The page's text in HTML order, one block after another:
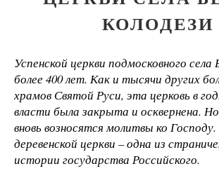
КОЛОДЕЗИ
Успенской церкви подмосковного села
более 400 лет. Как и тысячи других
храмов Святой Руси, эта церковь в
власти была закрыта и осквернена. Но
вновь возносятся молитвы ко
деревенской церкви – одна из
истории государства Российского.